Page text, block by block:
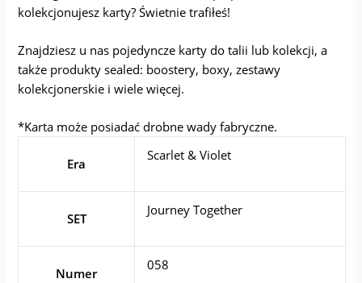
kolekcjonujesz karty? Świetnie trafiłeś!
Znajdziesz u nas pojedyncze karty do talii lub kolekcji, a
także produkty sealed: boostery, boxy, zestawy
kolekcjonerskie i wiele więcej.
*Karta może posiadać drobne wady fabryczne.
Era
Scarlet & Violet
SET
Journey Together
Numer
058